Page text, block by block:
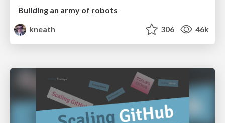
Building an army of robots
kneath
306 46k